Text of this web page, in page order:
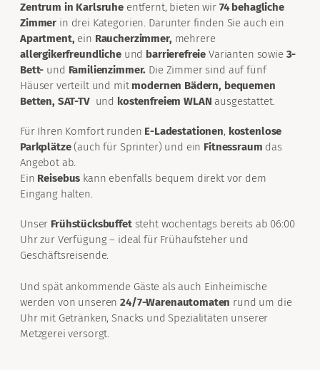
Zentrum in Karlsruhe entfernt, bieten wir 74 behagliche
Zimmer in drei Kategorien. Darunter finden Sie auch ein
Apartment, ein Raucherzimmer, mehrere
allergikerfreundliche und barrierefreieVarianten sowie 3-
Bett- und Familienzimmer. Die Zimmer sind auf fünf
Häuser verteilt und mit modernen Bädern, bequemen
Betten, SAT-TV und kostenfreiem WLANausgestattet.
Für Ihren Komfort runden E-Ladestationen, kostenlose
Parkplätze(auch für Sprinter) und ein Fitnessraum das
Angebot ab.
Ein Reisebus kann ebenfalls bequem direkt vor dem
Eingang halten.
Unser Frühstücksbuffetsteht wochentags bereits ab 06:00
Uhr zur Verfügung – ideal für Frühaufsteher und
Geschäftsreisende.
Und spät ankommende Gäste als auch Einheimische
werden von unseren24/7-Warenautomaten rund um die
Uhr mit Getränken, Snacks und Spezialitäten unserer
Metzgerei versorgt.